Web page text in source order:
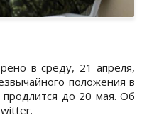
в среду, 21 апреля,
положения в
до 20 мая. Об